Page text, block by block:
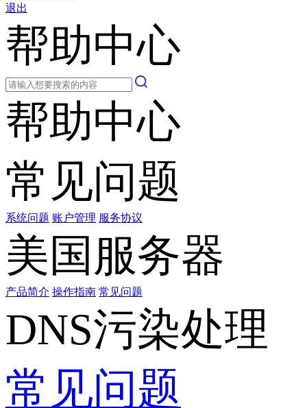
退出
帮助中心
帮助中心
常见问题
系统问题 账户管理 服务协议
美国服务器
产品简介 操作指南 常见问题
DNS污染处理
常见问题